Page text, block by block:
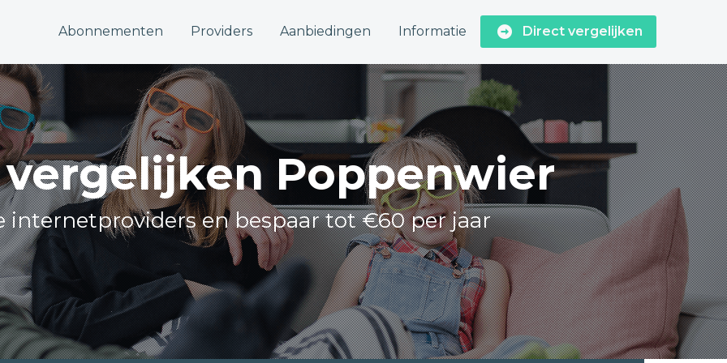
Abonnementen Providers Aanbiedingen Informatie Direct vergelijken
Poppenwier
internetproviders en bespaar tot €60 per jaar